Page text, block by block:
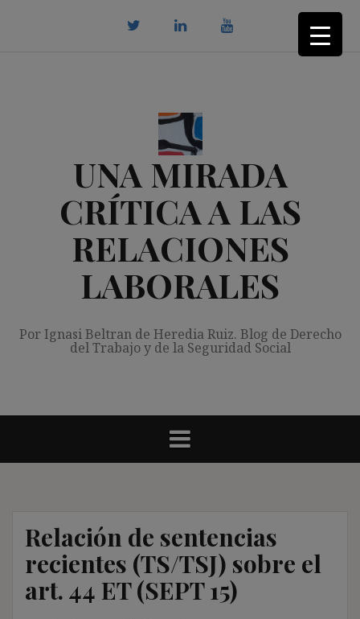
UNA MIRADA
CRÍTICA A LAS
RELACIONES
LABORALES
Por Ignasi Beltran de Heredia Ruiz. Blog de Derecho
del Trabajo y de la Seguridad Social
Relación de sentencias
recientes (TS/TSJ) sobre el
art. 44 ET (SEPT 15)